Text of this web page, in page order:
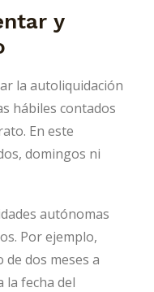
y
la autoliquidación
hábiles contados
En este
domingos ni
autónomas
Por ejemplo,
dos meses a
la fecha del